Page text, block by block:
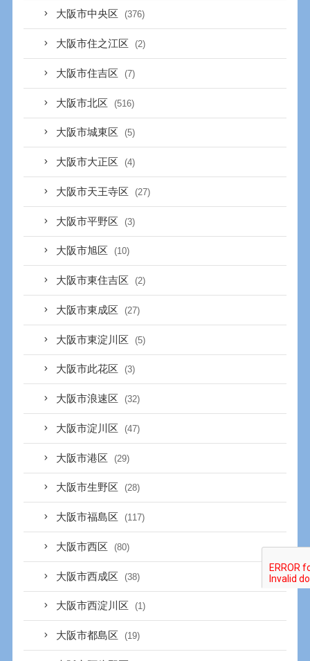
大阪市中央区 (376)
大阪市住之江区 (2)
大阪市住吉区 (7)
大阪市北区 (516)
大阪市城東区 (5)
大阪市大正区 (4)
大阪市天王寺区 (27)
大阪市平野区 (3)
大阪市旭区 (10)
大阪市東住吉区 (2)
大阪市東成区 (27)
大阪市東淀川区 (5)
大阪市此花区 (3)
大阪市浪速区 (32)
大阪市淀川区 (47)
大阪市港区 (29)
大阪市生野区 (28)
大阪市福島区 (117)
大阪市西区 (80)
大阪市西成区 (38)
大阪市西淀川区 (1)
大阪市都島区 (19)